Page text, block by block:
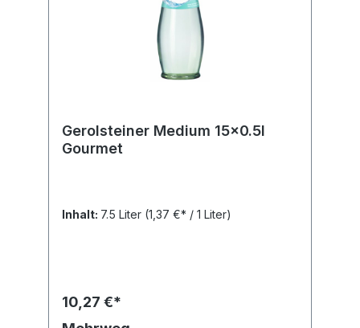
Gerolsteiner Medium 15x0.5l
Gourmet
Inhalt: 7.5 Liter (1,37 €* / 1 Liter)
10,27 €*